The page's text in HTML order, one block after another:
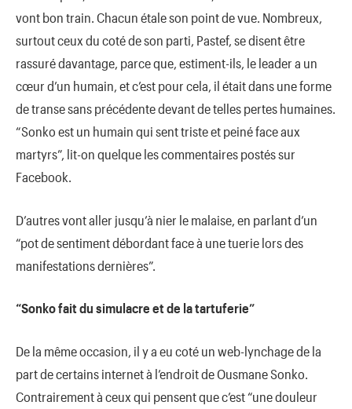
vont bon train. Chacun étale son point de vue. Nombreux,
surtout ceux du coté de son parti, Pastef, se disent être
rassuré davantage, parce que, estiment-ils, le leader a un
cœur d’un humain, et c’est pour cela, il était dans une forme
de transe sans précédente devant de telles pertes humaines.
“Sonko est un humain qui sent triste et peiné face aux
martyrs”, lit-on quelque les commentaires postés sur
Facebook.
D’autres vont aller jusqu’à nier le malaise, en parlant d’un
“pot de sentiment débordant face à une tuerie lors des
manifestations dernières”.
“Sonko fait du simulacre et de la tartuferie”
De la même occasion, il y a eu coté un web-lynchage de la
part de certains internet à l’endroit de Ousmane Sonko.
Contrairement à ceux qui pensent que c’est “une douleur